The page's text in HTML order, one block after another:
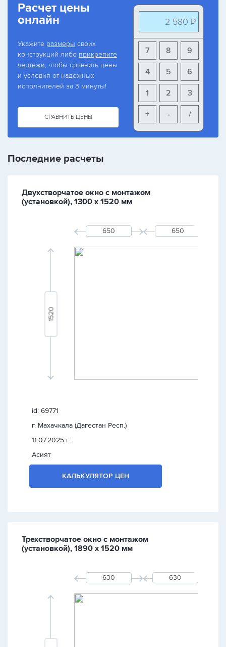
Расчет цены
онлайн
Укажите размеры своих
конструкций либо прикрепите
чертежи, чтобы сравнить цены
и условия от надежных
исполнителей за 3 минуты!
СРАВНИТЬ ЦЕНЫ
2 580 ₽
9
8
7
6
5
4
3
2
1
+ - /
Последние расчеты
Двухстворчатое окно с монтажом
(установкой), 1300 х 1520 мм
id: 69771
г. Махачкала (Дагестан Респ.)
11.07.2025 г.
Асият
КАЛЬКУЛЯТОР ЦЕН
Трехстворчатое окно с монтажом
(установкой), 1890 х 1520 мм